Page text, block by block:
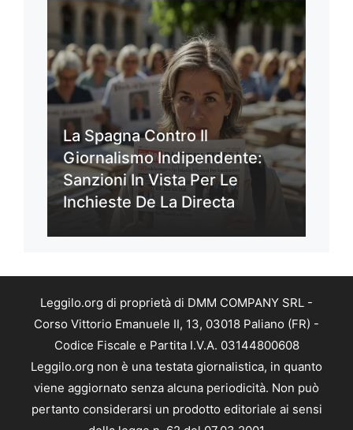
La Spagna Contro Il
Giornalismo Indipendente:
Sanzioni In Vista Per Le
Inchieste De La Directa
Leggilo.org di proprietà di DMM COMPANY SRL -
Corso Vittorio Emanuele II, 13, 03018 Paliano (FR) -
Codice Fiscale e Partita I.V.A. 03144800608
Leggilo.org non è una testata giornalistica, in quanto
viene aggiornato senza alcuna periodicità. Non può
pertanto considerarsi un prodotto editoriale ai sensi